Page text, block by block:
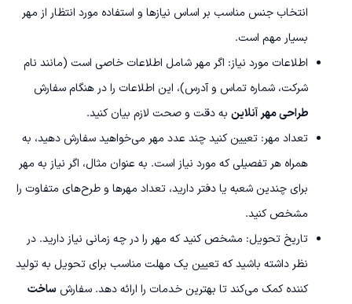
انتخاب جنس مناسب بر اساس نیازها و استفاده مورد انتظار از مهر
بسیار مهم است.
اطلاعات مورد نیاز: اگر مهر شامل اطلاعات خاصی است (مانند نام
شرکت، شماره تماس و آدرس)، این اطلاعات را در هنگام سفارش
طراحی مهر آنلاین به دقت و صحت لازم بیان کنید.
تعداد مهر: تعیین کنید چند عدد مهر می‌خواهید سفارش دهید، به
همراه هر تفصیلی که مورد نیاز است. به عنوان مثال، اگر نیاز به مهر
برای چندین شعبه یا دفتر دارید، تعداد مهرها و طرح‌های متفاوت را
مشخص کنید.
تاریخ تحویل: مشخص کنید که مهر را در چه زمانی نیاز دارید. در
نظر داشته باشید که تعیین یک مهلت مناسب برای تحویل به تولید
کننده کمک می‌کند تا بهترین خدمات را ارائه دهد. سفارش ساخت